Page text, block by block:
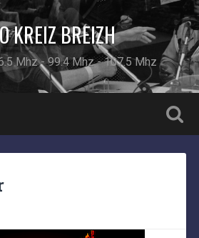
KREIZ BREIZH
Mhz - 99.4 Mhz - 107.5 Mhz